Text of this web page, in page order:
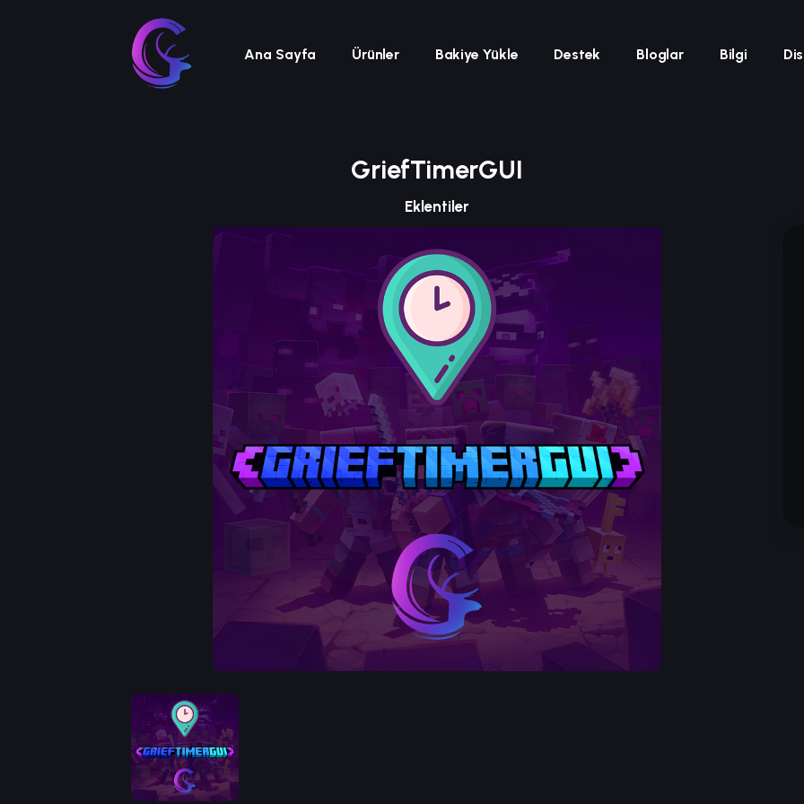
Ana Sayfa Ürünler Bakiye Yükle Destek Bloglar Bilgi
GriefTimerGUI
Eklentiler